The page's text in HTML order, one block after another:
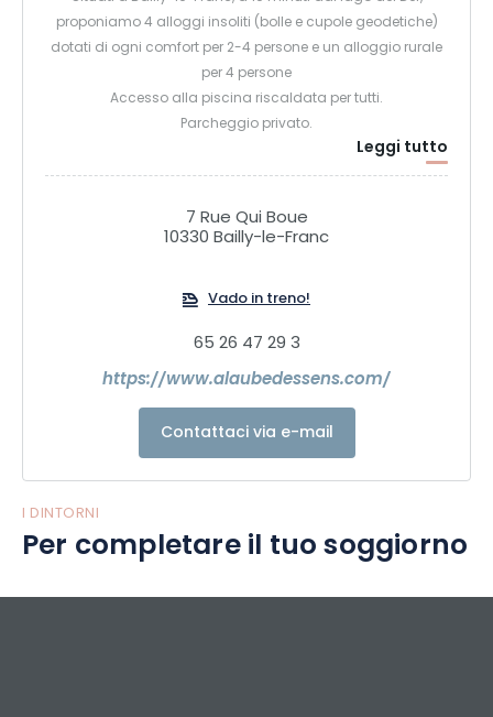
proponiamo 4 alloggi insoliti (bolle e cupole geodetiche)
dotati di ogni comfort per 2-4 persone e un alloggio rurale
per 4 persone
Accesso alla piscina riscaldata per tutti.
Parcheggio privato.
Leggi tutto
7 Rue Qui Boue
10330 Bailly-le-Franc
Vado in treno!
65 26 47 29 3
https://www.alaubedessens.com/
Contattaci via e-mail
I DINTORNI
Per completare il tuo soggiorno